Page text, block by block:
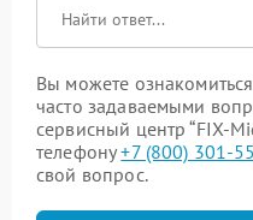
Вы можете
часто задаваемыми
сервисный центр “FIX-
телефону+7 (800) 301-
свой вопрос.